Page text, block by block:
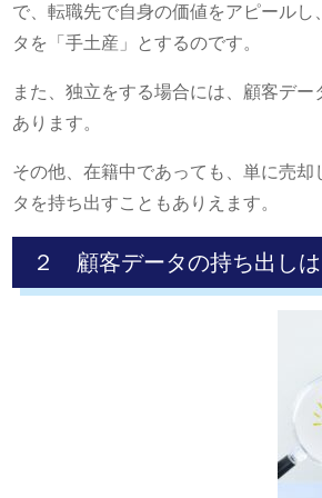
で、転職先で自身の価値をアピール
タを「手土産」とするのです。
また、独立をする場合には、顧客デ
あります。
その他、在籍中であっても、単に売
タを持ち出すこともありえます。
２ 顧客データの持ち出し